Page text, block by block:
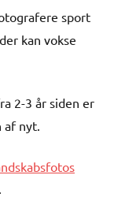
sport
kan vokse
2-3 år siden er
nyt.